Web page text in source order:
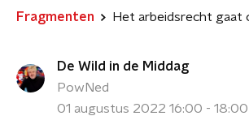
Fragmenten Het arbeidsrecht gaat
De Wild in de Middag
PowNed
01 augustus 2022 16:00 - 18:00